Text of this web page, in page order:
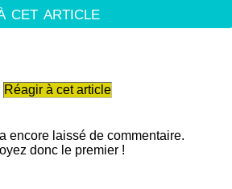
cet article
Réagir à cet article
encore laissé de commentaire.
donc le premier !